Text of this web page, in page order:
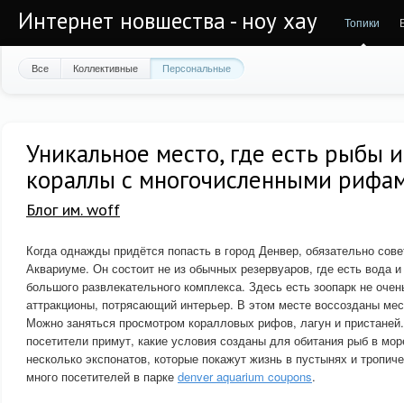
Интернет новшества - ноу хау Топики
Все Коллективные Персональные
Уникальное место, где есть рыбы
кораллы с многочисленными
Блог им. woff
Когда однажды придётся попасть в город Денвер, обязательно
Аквариуме. Он состоит не из обычных резервуаров, где есть вода
большого развлекательного комплекса. Здесь есть зоопарк не
аттракционы, потрясающий интерьер. В этом месте воссозданы
Можно заняться просмотром коралловых рифов, лагун и
посетители примут, какие условия созданы для обитания рыб в
несколько экспонатов, которые покажут жизнь в пустынях и
много посетителей в парке denver aquarium coupons.